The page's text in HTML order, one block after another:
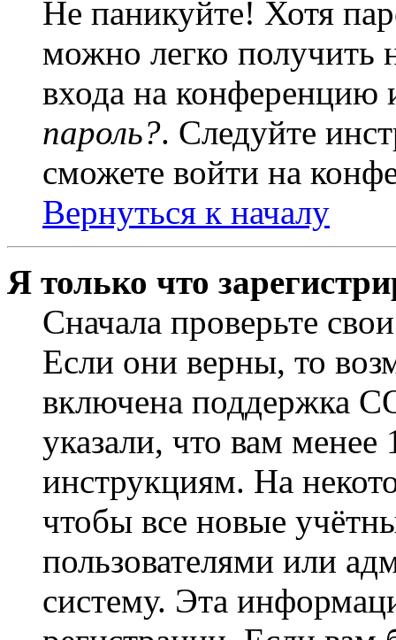
Не паникуйте! Хотя
можно легко получить
входа на
пароль?. Следуйте
сможете войти на
Вернуться к началу
Я только что
Сначала проверьте
Если они верны, то
включена поддержка
указали, что вам
инструкциям. На
чтобы все новые
пользователями или
систему. Эта